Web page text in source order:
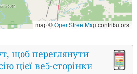
map ©OpenStreetMapcontributors
щоб переглянути
цієї веб-сторінки